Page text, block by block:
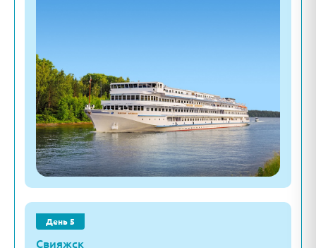
День 5
Свияжск